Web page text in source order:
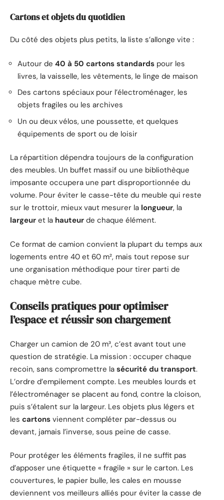
Cartons et objets du quotidien
Du côté des objets plus petits, la liste s’allonge vite :
Autour de 40 à 50 cartons standards pour les
livres, la vaisselle, les vêtements, le linge de maison
Des cartons spéciaux pour l’électroménager, les
objets fragiles ou les archives
Un ou deux vélos, une poussette, et quelques
équipements de sport ou de loisir
La répartition dépendra toujours de la configuration
des meubles. Un buffet massif ou une bibliothèque
imposante occupera une part disproportionnée du
volume. Pour éviter le casse-tête du meuble qui reste
sur le trottoir, mieux vaut mesurer la longueur, la
largeur et la hauteur de chaque élément.
Ce format de camion convient la plupart du temps aux
logements entre 40 et 60 m², mais tout repose sur
une organisation méthodique pour tirer parti de
chaque mètre cube.
Conseils pratiques pour optimiser
l’espace et réussir son chargement
Charger un camion de 20 m³, c’est avant tout une
question de stratégie. La mission : occuper chaque
recoin, sans compromettre la sécurité du transport.
L’ordre d’empilement compte. Les meubles lourds et
l’électroménager se placent au fond, contre la cloison,
puis s’étalent sur la largeur. Les objets plus légers et
les cartons viennent compléter par-dessus ou
devant, jamais l’inverse, sous peine de casse.
Pour protéger les éléments fragiles, il ne suffit pas
d’apposer une étiquette « fragile » sur le carton. Les
couvertures, le papier bulle, les cales en mousse
deviennent vos meilleurs alliés pour éviter la casse de